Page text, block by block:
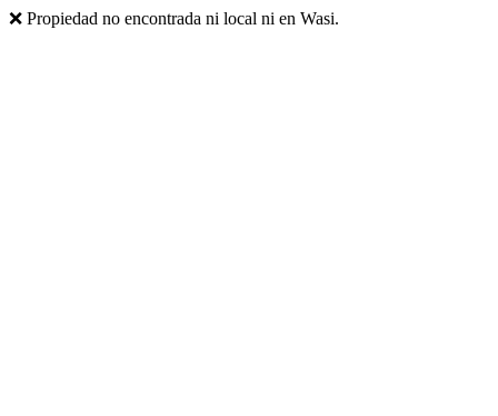
❌ Propiedad no encontrada ni local ni en Wasi.